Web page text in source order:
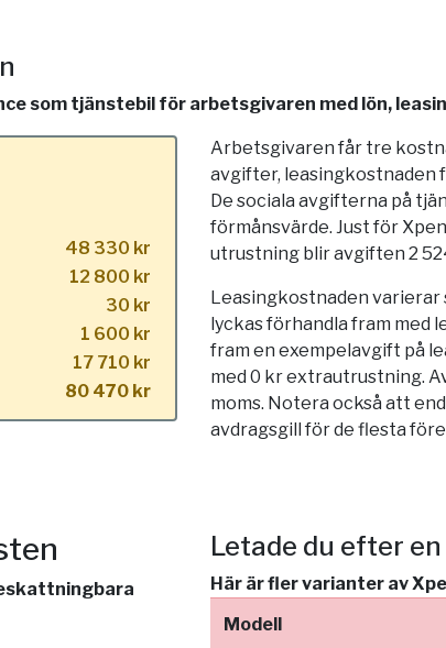
som tjänstebil för arbetsgivaren med lön,
48 330 kr
12 800 kr
30 kr
1 600 kr
17 710 kr
80 470 kr
Arbetsgivaren får tre
avgifter, leasingkostnaden
De sociala avgifterna på
förmånsvärde. Just för
utrustning blir avgiften 2
Leasingkostnaden
lyckas förhandla fram med
fram en exempelavgift på
med 0 kr extrautrustning.
moms. Notera också att
avdragsgill för de flesta
Letade du efter
Här är fler varianter av
Modell